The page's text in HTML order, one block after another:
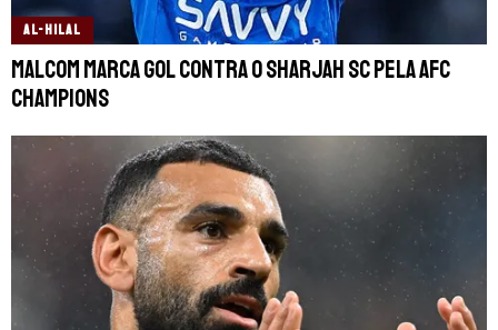
AL-HILAL
Malcom marca gol contra o Sharjah SC pela AFC
Champions